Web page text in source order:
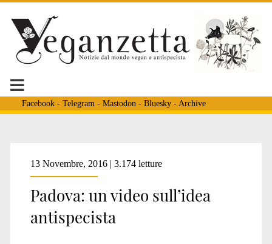
Facebook- Telegram - Mastodon - Bluesky- Archive
13 Novembre, 2016 | 3.174 letture
Padova: un video sull’idea
antispecista